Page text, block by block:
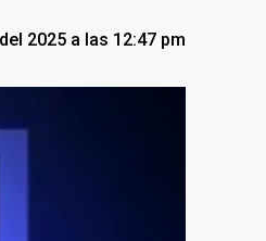
2025 a las 12:47 pm